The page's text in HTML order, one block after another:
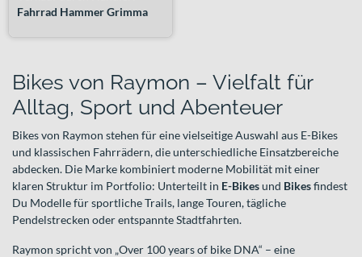
Fahrrad Hammer Grimma
Bikes von Raymon – Vielfalt für
Alltag, Sport und Abenteuer
Bikes von Raymon stehen für eine vielseitige Auswahl aus E-Bikes
und klassischen Fahrrädern, die unterschiedliche Einsatzbereiche
abdecken. Die Marke kombiniert moderne Mobilität mit einer
klaren Struktur im Portfolio: Unterteilt in E-Bikesund Bikesfindest
Du Modelle für sportliche Trails, lange Touren, tägliche
Pendelstrecken oder entspannte Stadtfahrten.
Raymon spricht von „Over 100 years of bike DNA“ – eine